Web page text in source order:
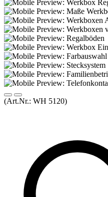
(Art.Nr.: WH 5120)